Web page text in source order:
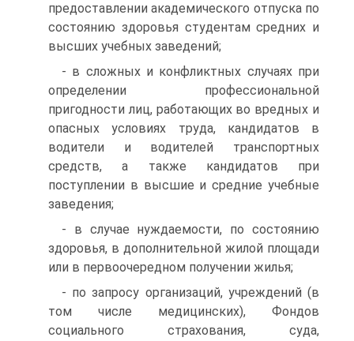
предоставлении академического отпуска по
состоянию здоровья студентам средних и
высших учебных заведений;
- в сложных и конфликтных случаях при
определении профессиональной
пригодности лиц, работающих во вредных и
опасных условиях труда, кандидатов в
водители и водителей транспортных
средств, а также кандидатов при
поступлении в высшие и средние учебные
заведения;
- в случае нуждаемости, по состоянию
здоровья, в дополнительной жилой площади
или в первоочередном получении жилья;
- по запросу организаций, учреждений (в
том числе медицинских), Фондов
социального страхования, суда,